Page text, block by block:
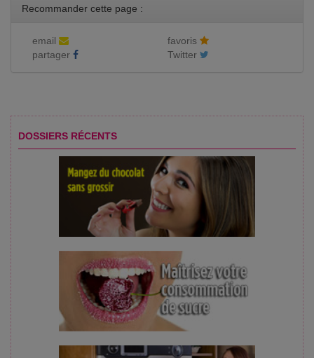
Recommander cette page :
email
favoris
partager
Twitter
DOSSIERS RÉCENTS